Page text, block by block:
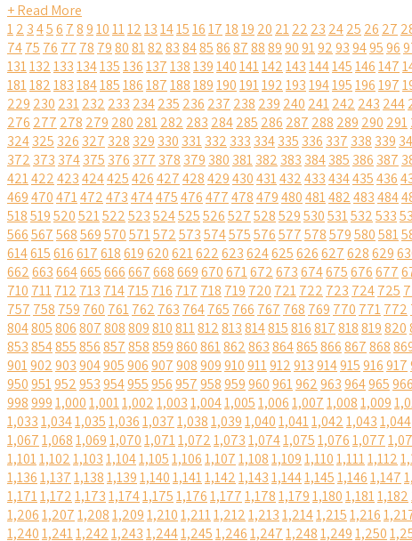
+ Read More
12 3456 78910111213141516171819 20 2122 23 2425 26 27
7475 76 77 78 798081828384858687888990919293949596
131132133134135136137138139140141142143144145146147
181182183184185186187188189190191192193194195196197
229 230 231232 233 234235 236 237 238 239 240 241242 243 244
276 277 278 279 280 281282 283 284285 286 287 288 289 290 291
324325 326 327 328 329 330 331332 333 334335 336 337 338 339
372 373 374375 376 377 378 379 380 381382 383 384385 386 387
421422423424425426427428429430431432433434435436
469470471472473474475476477478479480481482483484
518519520521522523524525526527528529530531532533
566567568569570571572573574575576577578579580581
614615616617618619620621622623624625626627628629
662663664665666667668669670671672673674675676677
710 711712 713 714715 716 717 718 719 720 721722 723 724725
757 758 759 760 761762 763 764765 766 767 768 769 770 771772
804805806807808809810811812813814815816817818819820
853854855856857858859860861862863864865866867868
901902903904905906907908909910911912913914915916917
950951952953954955956957958959960961962963964965966
9989991,0001,0011,0021,0031,0041,0051,0061,0071,0081,009
1,0331,0341,0351,0361,0371,0381,0391,0401,0411,0421,0431,044
1,0671,0681,0691,0701,0711,0721,0731,0741,0751,0761,077
1,1011,1021,1031,1041,1051,1061,1071,1081,1091,1101,1111,112
1,1361,1371,1381,1391,1401,1411,1421,1431,1441,1451,1461,147
1,1711,1721,1731,1741,1751,1761,1771,1781,1791,1801,1811,182
1,2061,2071,2081,2091,2101,2111,2121,2131,2141,2151,216
1,2401,2411,2421,2431,2441,2451,2461,2471,2481,2491,250